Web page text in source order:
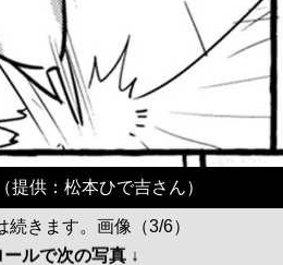
提供：松本ひで吉さん）
続きます。画像（3/6）
ールで次の写真 ↓